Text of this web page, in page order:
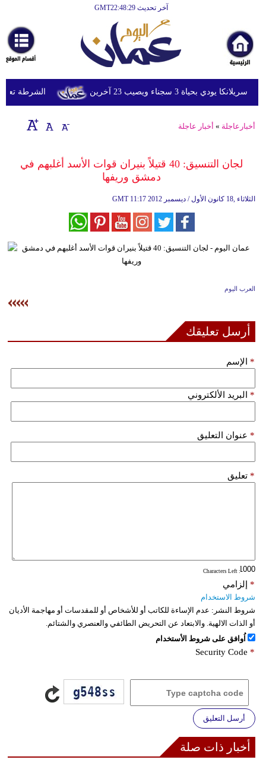
آخر تحديث GMT22:48:29
أخبارعاجلة
رياضة
ثقافة
إقتصاد
وموسيقى
سياحة
ديكور
مرأة
وتكنولوجيا
الشرطة تعتقل بحياة 3 سجناء ويصيب 23 آخرين
أخبارعاجلة » أخبار عاجلة
لجان التنسيق: 40 قتيلاً بنيران قوات الأسد أغلبهم في
دمشق وريفها
GMT 11:17 2012 الثلاثاء ,18 كانون الأول / ديسمبر
العرب اليوم
أرسل تعليقك
الإسم *
البريد الألكتروني *
عنوان التعليق *
تعليق *
: Characters Left
إلزامي *
شروط الاستخدام
شروط النشر: عدم الإساءة للكاتب أو للأشخاص أو للمقدسات أو مهاجمة الأديان
أو الذات الالهية. والابتعاد عن التحريض الطائفي والعنصري والشتائم.
اُوافق على شروط الأستخدام
Security Code *
أرسل التعليق
أخبار ذات صلة